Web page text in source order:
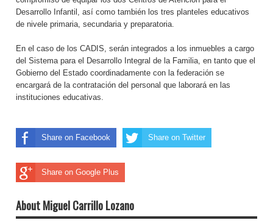
Desarrollo Infantil, así como también los tres planteles educativos
de nivele primaria, secundaria y preparatoria.
En el caso de los CADIS, serán integrados a los inmuebles a cargo
del Sistema para el Desarrollo Integral de la Familia, en tanto que el
Gobierno del Estado coordinadamente con la federación se
encargará de la contratación del personal que laborará en las
instituciones educativas.
Share on Facebook Share on Twitter
Share on Google Plus
About Miguel Carrillo Lozano